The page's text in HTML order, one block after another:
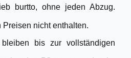
burtto, ohne jeden Abzug.
nicht enthalten.
bis zur vollständigen